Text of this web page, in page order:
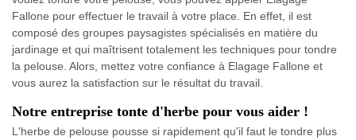
Fallone pour effectuer le travail à votre place. En effet, il est
composé des groupes paysagistes spécialisés en matière du
jardinage et qui maîtrisent totalement les techniques pour tondre
la pelouse. Alors, mettez votre confiance à Elagage Fallone et
vous aurez la satisfaction sur le résultat du travail.
Notre entreprise tonte d'herbe pour vous aider !
L'herbe de pelouse pousse si rapidement qu'il faut le tondre plus